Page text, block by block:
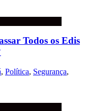
Todos os Edis
, Política, Segurança,